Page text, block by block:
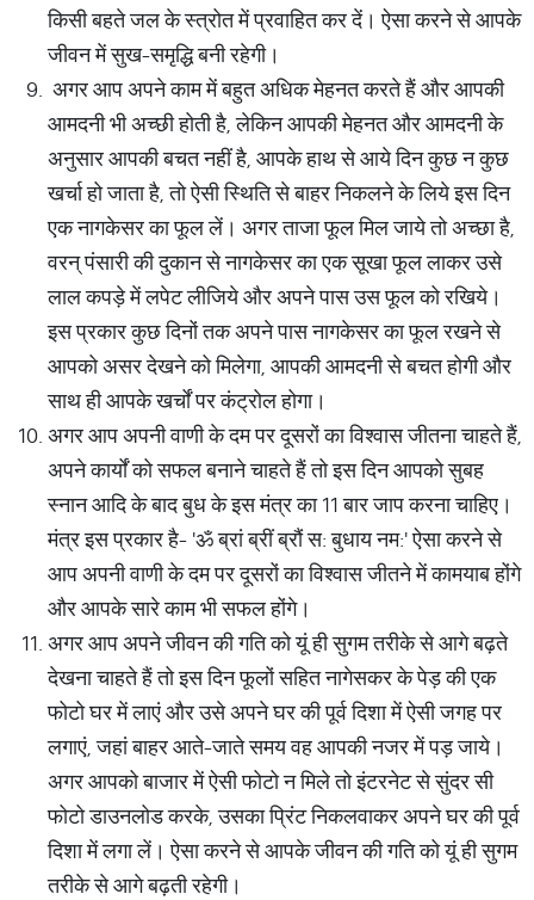
किसी बहते जल के स्त्रोत में प्रवाहित कर दें। ऐसा करने से आपके
जीवन में सुख-समृद्धि बनी रहेगी।
अगर आप अपने काम में बहुत अधिक मेहनत करते हैं और आपकी
आमदनी भी अच्छी होती है, लेकिन आपकी मेहनत और आमदनी के
अनुसार आपकी बचत नहीं है, आपके हाथ से आये दिन कुछ न कुछ
खर्चा हो जाता है, तो ऐसी स्थिति से बाहर निकलने के लिये इस दिन
एक नागकेसर का फूल लें। अगर ताजा फूल मिल जाये तो अच्छा है,
वरन् पंसारी की दुकान से नागकेसर का एक सूखा फूल लाकर उसे
लाल कपड़े में लपेट लीजिये और अपने पास उस फूल को रखिये।
इस प्रकार कुछ दिनों तक अपने पास नागकेसर का फूल रखने से
आपको असर देखने को मिलेगा, आपकी आमदनी से बचत होगी और
साथ ही आपके खर्चों पर कंट्रोल होगा।
अगर आप अपनी वाणी के दम पर दूसरों का विश्वास जीतना चाहते हैं,
अपने कार्यों को सफल बनाने चाहते हैं तो इस दिन आपको सुबह
स्नान आदि के बाद बुध के इस मंत्र का 11 बार जाप करना चाहिए।
मंत्र इस प्रकार है- 'ॐ ब्रां ब्रीं ब्रौं स: बुधाय नम:' ऐसा करने से
आप अपनी वाणी के दम पर दूसरों का विश्वास जीतने में कामयाब होंगे
और आपके सारे काम भी सफल होंगे।
अगर आप अपने जीवन की गति को यूं ही सुगम तरीके से आगे बढ़ते
देखना चाहते हैं तो इस दिन फूलों सहित नागेसकर के पेड़ की एक
फोटो घर में लाएं और उसे अपने घर की पूर्व दिशा में ऐसी जगह पर
लगाएं, जहां बाहर आते-जाते समय वह आपकी नजर में पड़ जाये।
अगर आपको बाजार में ऐसी फोटो न मिले तो इंटरनेट से सुंदर सी
फोटो डाउनलोड करके, उसका प्रिंट निकलवाकर अपने घर की पूर्व
दिशा में लगा लें। ऐसा करने से आपके जीवन की गति को यूं ही सुगम
तरीके से आगे बढ़ती रहेगी।